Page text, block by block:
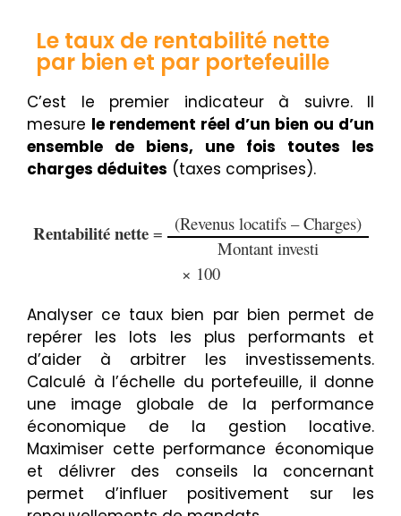
Le taux de rentabilité nette
par bien et par portefeuille
C’est le premier indicateur à suivre. Il
mesure le rendement réel d’un bien ou d’un
ensemble de biens, une fois toutes les
charges déduites (taxes comprises).
Rentabilité nette= (Revenus locatifs – Charges)
Montant investi
× 100
Analyser ce taux bien par bien permet de
repérer les lots les plus performants et
d’aider à arbitrer les investissements.
Calculé à l’échelle du portefeuille, il donne
une image globale de la performance
économique de la gestion locative.
Maximiser cette performance économique
et délivrer des conseils la concernant
permet d’influer positivement sur les